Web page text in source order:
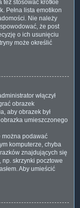
też stosować krótkie
Pełna lista emotikon
Nie należy
że post
o ich usunięciu
może określić
włączył
obrazek
aby obrazek był
umieszczonego
można podawać
komputerze, chyba
znajdujących się
skrzynki pocztowe
Aby umieścić